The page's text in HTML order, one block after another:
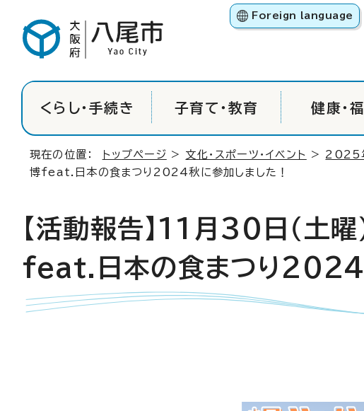
Foreign language
くらし・手続き 子育て・教育 健康・
現在の位置： トップページ > 文化・スポーツ・イベント > 2025
博feat.日本の食まつり2024秋に参加しました！
【活動報告】11月30日（土曜
feat.日本の食まつり2024